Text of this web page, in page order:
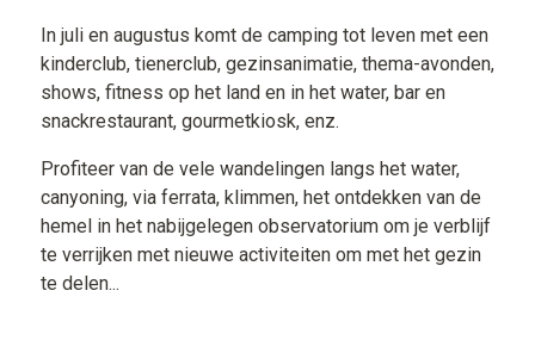
In juli en augustus komt de camping tot leven met een
kinderclub, tienerclub, gezinsanimatie, thema-avonden,
shows, fitness op het land en in het water, bar en
snackrestaurant, gourmetkiosk, enz.
Profiteer van de vele wandelingen langs het water,
canyoning, via ferrata, klimmen, het ontdekken van de
hemel in het nabijgelegen observatorium om je verblijf
te verrijken met nieuwe activiteiten om met het gezin
te delen...